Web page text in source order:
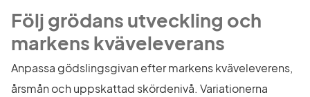
Följ grödans utveckling och
markens kväveleverans
Anpassa gödslingsgivan efter markens kväveleverens,
årsmån och uppskattad skördenivå. Variationerna